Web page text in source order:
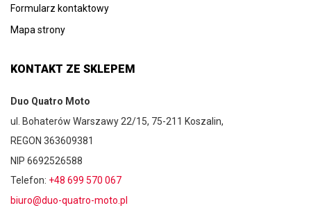
Formularz kontaktowy
Mapa strony
KONTAKT ZE SKLEPEM
Duo Quatro Moto
ul. Bohaterów Warszawy 22/15, 75-211 Koszalin,
REGON 363609381
NIP 6692526588
Telefon: +48 699 570 067
biuro@duo-quatro-moto.pl